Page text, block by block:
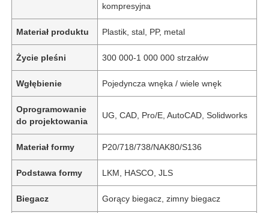
kompresyjna
Materiał produktu Plastik, stal, PP, metal
Życie pleśni 300 000-1 000 000 strzałów
Wgłębienie Pojedyncza wnęka / wiele wnęk
Oprogramowanie
do projektowania
UG, CAD, Pro/E, AutoCAD, Solidworks
Materiał formy P20/718/738/NAK80/S136
Podstawa formy LKM, HASCO, JLS
Biegacz Gorący biegacz, zimny biegacz